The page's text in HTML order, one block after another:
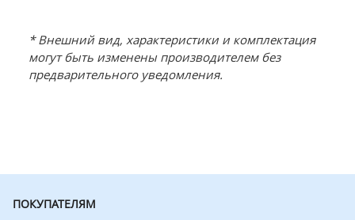
* Внешний вид, характеристики и комплектация
могут быть изменены производителем без
предварительного уведомления.
ПОКУПАТЕЛЯМ